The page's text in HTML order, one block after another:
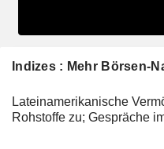
Indizes : Mehr Börsen-
Lateinamerikanische
Rohstoffe zu; Gespräche